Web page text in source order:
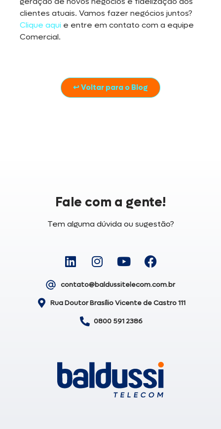
clientes atuais. Vamos fazer negócios juntos?
Clique aqui e entre em contato com a equipe
Comercial.
↩ Voltar para o Blog
Fale com a gente!
Tem alguma dúvida ou sugestão?
contato@baldussitelecom.com.br
Rua Doutor Brasílio Vicente de Castro 111
0800 591 2386